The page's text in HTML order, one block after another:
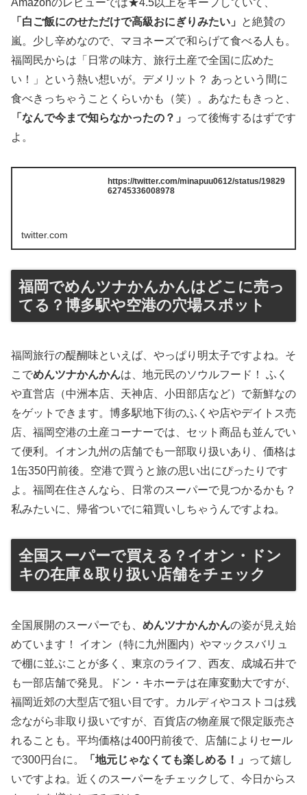
Amazonのレビューでは★4.5以上をキープしていて、
「白ご飯にのせただけで高級おにぎりみたい」
と絶賛の
嵐。少し辛めなので、マヨネーズで和らげて食べる人も。
福岡民からは「日常の味方、旅行土産で全国に広めた
い！」という熱い想いが。デメリット？ あっという間に
食べきっちゃうことくらいかも（笑）。あなたもきっと、
「なんで今まで知らなかったの？」
って後悔するはずです
よ。
https://twitter.com/minapuu0612/status/19829
62745336008978
twitter.com
福岡でめんツナかんかんはどこに売っ
てる？博多駅や空港の穴場スポット
福岡旅行の醍醐味といえば、やっぱり明太子ですよね。そ
こでめんツナかんかんは、地元民のソウルフード！ ふく
や直営店（中洲本店、天神店、小田部店など）で新鮮なの
をゲットできます。博多駅地下街のふくや店やデイトス売
店、福岡空港の土産コーナーでは、セット商品も並んでい
て便利。イオン九州の店舗でも一部取り扱いあり、価格は
1缶350円前後。空港で買うと旅の思い出にぴったりです
よ。福岡在住さんなら、日常のスーパーで見つかるかも？
私みたいに、帰省ついでに箱買いしちゃうんですよね。
全国スーパーで買える？イオン・ドン
キの在庫＆取り扱い店舗をチェック
全国展開のスーパーでも、 めんツナかんかんの姿が見え始
めています！ イオン（特に九州圏内）やマックスバリュ
で棚に並ぶことが多く、東京のライフ、西友、成城石井で
も一部店舗で発見。ドン・キホーテは在庫変動大ですが、
福岡近郊の大型店で狙い目です。カルディやコストコは残
念ながら非取り扱いですが、百貨店の物産展で限定販売さ
れることも。平均価格は400円前後で、店舗によりセール
で300円台に。
「地元じゃなくても楽しめる！」
って嬉し
いですよね。近くのスーパーをチェックして、今日からス